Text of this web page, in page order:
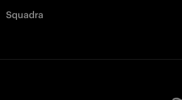
Squadra